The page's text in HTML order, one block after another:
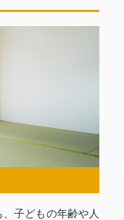
子どもの年齢や人